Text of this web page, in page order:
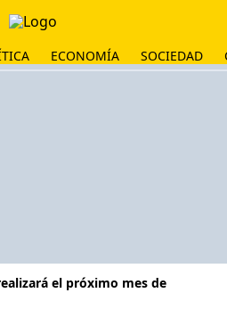
ECONOMÍA SOCIEDAD
el próximo mes de